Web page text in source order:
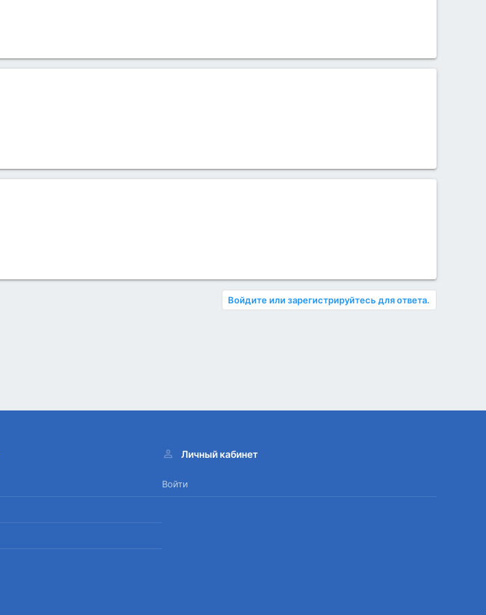
Войдите или зарегистрируйтесь для ответа.
Личный кабинет
Войти